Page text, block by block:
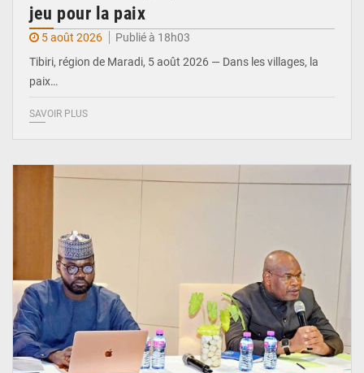
jeu pour la paix
5 août 2026
Publié à 18h03
Tibiri, région de Maradi, 5 août 2026 — Dans les villages, la
paix…
SAVOIR PLUS